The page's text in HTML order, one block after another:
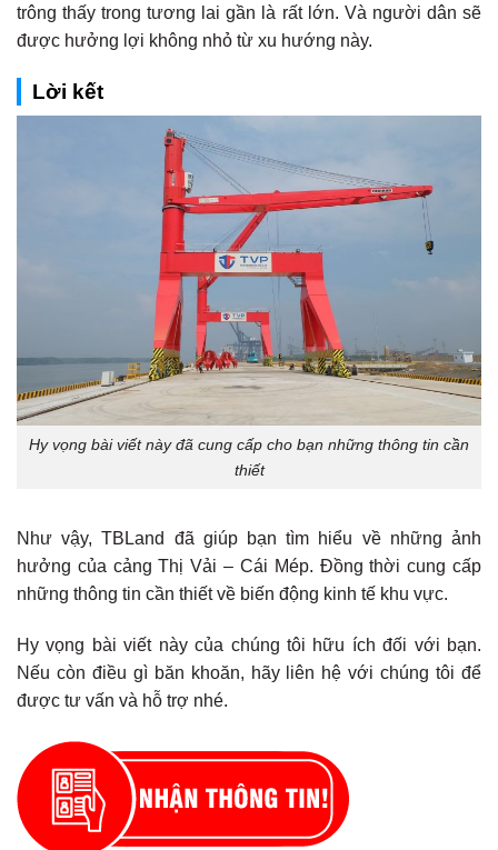
trông thấy trong tương lai gần là rất lớn. Và người dân sẽ
được hưởng lợi không nhỏ từ xu hướng này.
Lời kết
Hy vọng bài viết này đã cung cấp cho bạn những thông tin cần
thiết
Như vậy, TBLand đã giúp bạn tìm hiểu về những ảnh
hưởng của cảng Thị Vải – Cái Mép. Đồng thời cung cấp
những thông tin cần thiết về biến động kinh tế khu vực.
Hy vọng bài viết này của chúng tôi hữu ích đối với bạn.
Nếu còn điều gì băn khoăn, hãy liên hệ với chúng tôi để
được tư vấn và hỗ trợ nhé.